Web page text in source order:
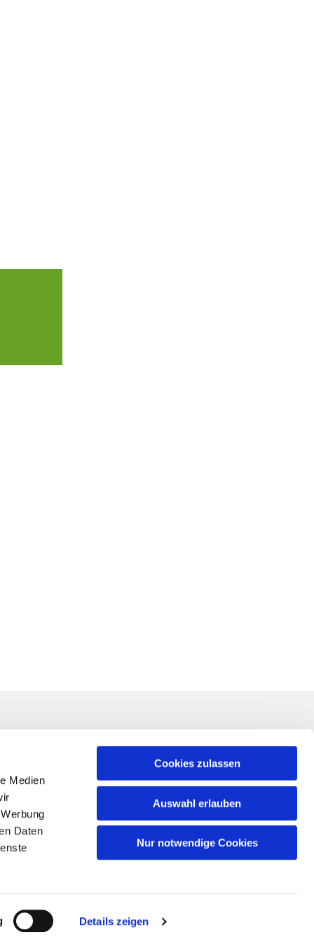
Medien
Daten
Details zeigen
Cookies zulassen
Auswahl erlauben
Nur notwendige Cookies
von
Linkliste
Datenschutzerklärung
Schutz vor sexualisierter Gewalt
Kontakt